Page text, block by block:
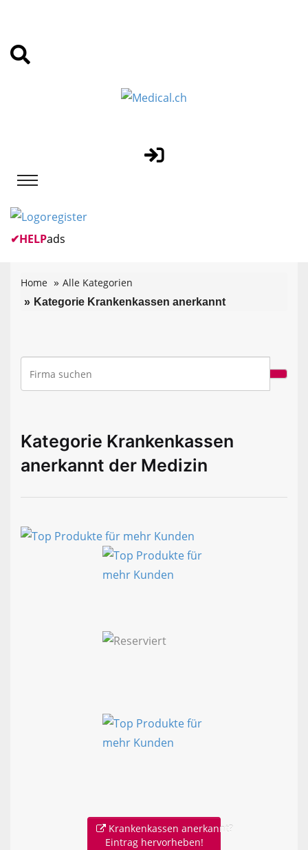
✔HELPads
Home Alle Kategorien
Kategorie Krankenkassen anerkannt
Kategorie Krankenkassen
anerkannt der Medizin
Krankenkassen anerkannt?
Eintrag hervorheben!